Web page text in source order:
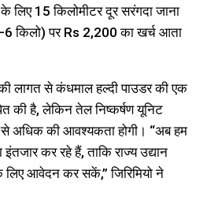
15 किलोमीटर दूर सरंगदा जाना
किलो) पर Rs 2,200 का खर्च आता
लागत से कंधमाल हल्दी पाउडर की एक
की है, लेकिन तेल निष्कर्षण यूनिट
अधिक की आवश्यकता होगी। “अब हम
कर रहे हैं, ताकि राज्य उद्यान
लिए आवेदन कर सकें,” जिरिमियो ने